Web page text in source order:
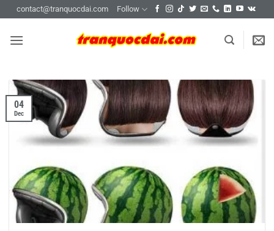
content
contact@tranquocdai.com Follow
04
Dec